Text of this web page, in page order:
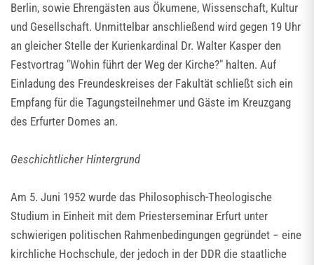
Berlin, sowie Ehrengästen aus Ökumene, Wissenschaft, Kultur
und Gesellschaft. Unmittelbar anschließend wird gegen 19 Uhr
an gleicher Stelle der Kurienkardinal Dr. Walter Kasper den
Festvortrag "Wohin führt der Weg der Kirche?" halten. Auf
Einladung des Freundeskreises der Fakultät schließt sich ein
Empfang für die Tagungsteilnehmer und Gäste im Kreuzgang
des Erfurter Domes an.
Geschichtlicher Hintergrund
Am 5. Juni 1952 wurde das Philosophisch-Theologische
Studium in Einheit mit dem Priesterseminar Erfurt unter
schwierigen politischen Rahmenbedingungen gegründet − eine
kirchliche Hochschule, der jedoch in der DDR die staatliche